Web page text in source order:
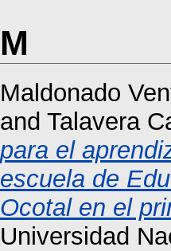
M
Maldonado
and Talavera
para el
escuela de
Ocotal en el
Universidad